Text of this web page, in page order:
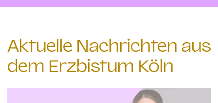
Aktuelle Nachrichten aus
dem Erzbistum Köln